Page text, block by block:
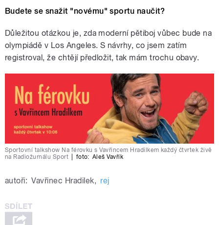
Budete se snažit "novému" sportu naučit?
Důležitou otázkou je, zda moderní pětiboj vůbec bude na
olympiádě v Los Angeles. S návrhy, co jsem zatím
registroval, že chtějí předložit, tak mám trochu obavy.
Sportovní talkshow Na férovku s Vavřincem Hradilkem každý čtvrtek živě
na Radiožurnálu Sport
foto: Aleš Vavřík
autoři: Vavřinec Hradilek, rej